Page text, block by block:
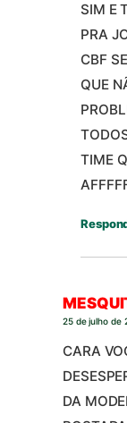
SIM E
PRA
CBF
QUE
TIME
25 de julho de
CARA
DA